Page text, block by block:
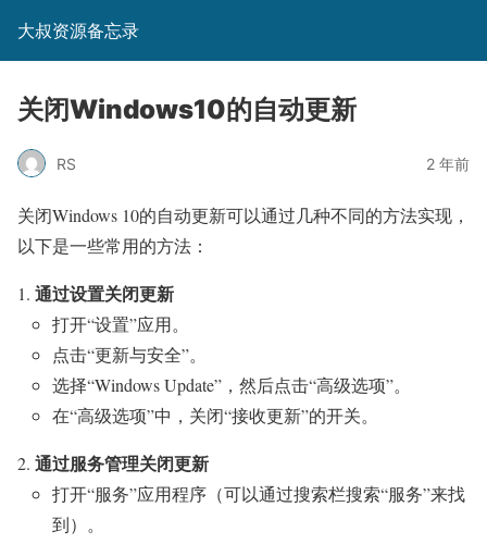
大叔资源备忘录
关闭Windows10的自动更新
RS 2 年前
关闭Windows 10的自动更新可以通过几种不同的方法实现，
以下是一些常用的方法：
通过设置关闭更新
打开“设置”应用。
点击“更新与安全”。
选择“Windows Update”，然后点击“高级选项”。
在“高级选项”中，关闭“接收更新”的开关。
通过服务管理关闭更新
打开“服务”应用程序（可以通过搜索栏搜索“服务”来找
到）。